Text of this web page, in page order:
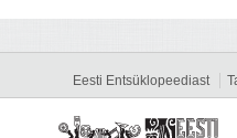
Eesti Entsüklopeediast